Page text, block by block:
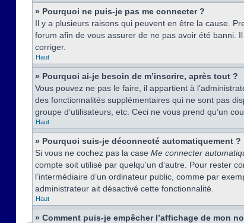
» Pourquoi ne puis-je pas me connecter ?
Il y a plusieurs raisons qui peuvent en être la cause.
forum afin de vous assurer de ne pas avoir été banni.
corriger.
Haut
» Pourquoi ai-je besoin de m’inscrire, après tout ?
Vous pouvez ne pas le faire, il appartient à
des fonctionnalités supplémentaires qui ne sont pas
groupe d’utilisateurs, etc. Ceci ne vous prend qu’un
Haut
» Pourquoi suis-je déconnecté automatiquement ?
Si vous ne cochez pas la case Me connecter
compte soit utilisé par quelqu’un d’autre. Pour rester
l’intermédiaire d’un ordinateur public, comme par
administrateur ait désactivé cette fonctionnalité.
Haut
» Comment puis-je empêcher l’affichage de mon